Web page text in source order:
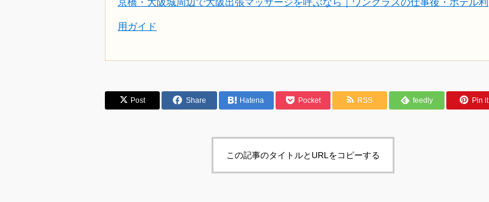
用ガイド
Post Share Hatena Pocket RSS feedly Pin it
この記事のタイトルとURLをコピーする